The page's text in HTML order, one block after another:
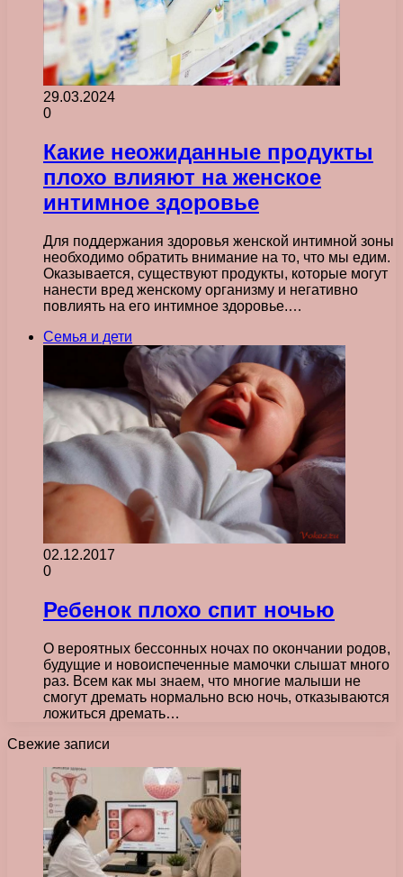
29.03.2024
0
Какие неожиданные продукты
плохо влияют на женское
интимное здоровье
Для поддержания здоровья женской интимной зоны
необходимо обратить внимание на то, что мы едим.
Оказывается, существуют продукты, которые могут
нанести вред женскому организму и негативно
повлиять на его интимное здоровье.…
Семья и дети
02.12.2017
0
Ребенок плохо спит ночью
О вероятных бессонных ночах по окончании родов,
будущие и новоиспеченные мамочки слышат много
раз. Всем как мы знаем, что многие малыши не
смогут дремать нормально всю ночь, отказываются
ложиться дремать…
Свежие записи